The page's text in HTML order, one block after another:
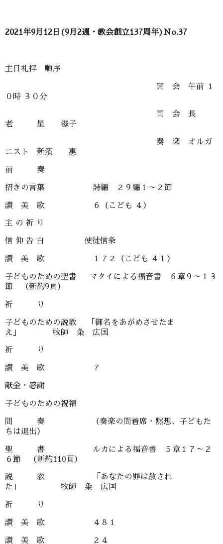
2021年9月12日(9月2週・教会創立137周年)No.37
主日礼拝 順序
開 会 午前 １
０時 ３０分
司 会 長
老 星 滋子
奏 楽 オルガ
ニスト 新濱 惠
前 奏
招きの言葉 詩編 ２９編１～２節
讃 美 歌 ６（こども ４）
主 の 祈 り
信 仰 告 白 使徒信条
讃 美 歌 １７２（こども ４１）
子どものための聖書 マタイによる福音書 ６章９～１３
節 （新約9頁）
祈 り
子どものための説教 「御名をあがめさせたま
え」 牧師 粂 広国
祈 り
讃 美 歌 ７
献金・感謝
子どものための祝福
間 奏 （奏楽の間着席・黙想、子どもた
ちは退出）
聖 書 ルカによる福音書 ５章１７～２
６節 （新約110頁）
説 教 「あなたの罪は赦され
た」 牧師 粂 広国
祈 り
讃 美 歌 ４８１
讃 美 歌 ２４